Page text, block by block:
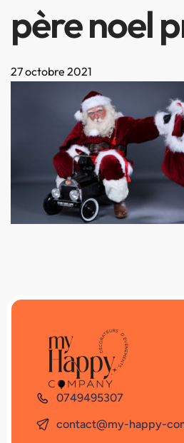
père noel
27 octobre 2021
0749495307
contact@my-happy-